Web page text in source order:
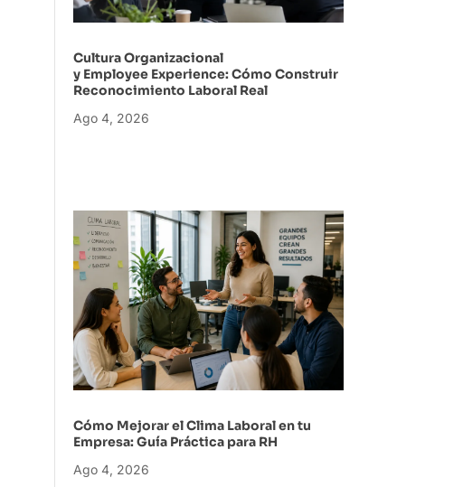
Cultura Organizacional
y Employee Experience: Cómo Construir
Reconocimiento Laboral Real
Ago 4, 2026
Cómo Mejorar el Clima Laboral en tu
Empresa: Guía Práctica para RH
Ago 4, 2026